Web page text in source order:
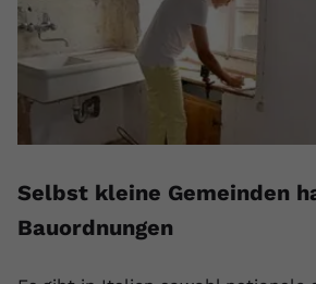
Selbst kleine Gemeinden
Bauordnungen